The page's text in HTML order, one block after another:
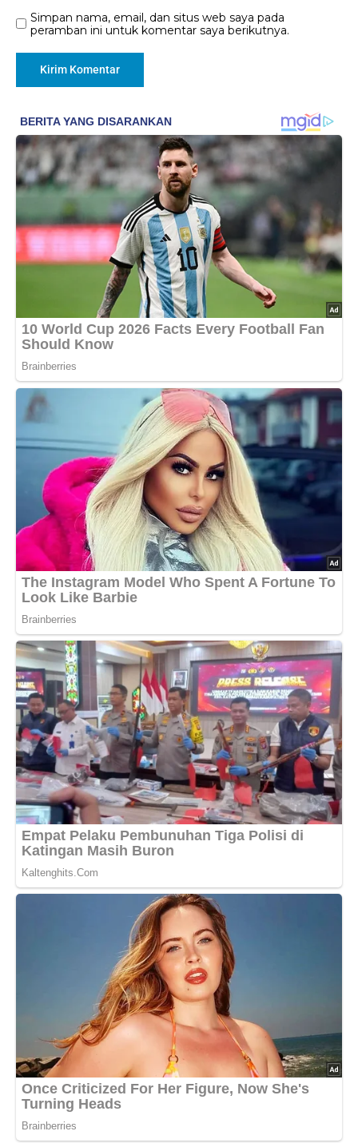
Simpan nama, email, dan situs web saya pada
peramban ini untuk komentar saya berikutnya.